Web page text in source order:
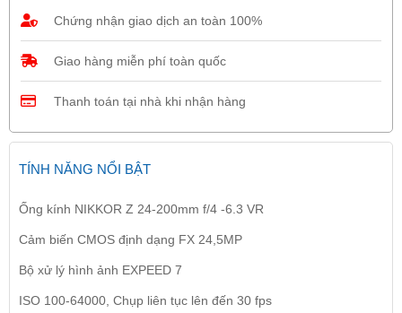
Chứng nhận giao dịch an toàn 100%
Giao hàng miễn phí toàn quốc
Thanh toán tại nhà khi nhận hàng
TÍNH NĂNG NỔI BẬT
Ống kính NIKKOR Z 24-200mm f/4 -6.3 VR
Cảm biến CMOS định dạng FX 24,5MP
Bộ xử lý hình ảnh EXPEED 7
ISO 100-64000, Chụp liên tục lên đến 30 fps